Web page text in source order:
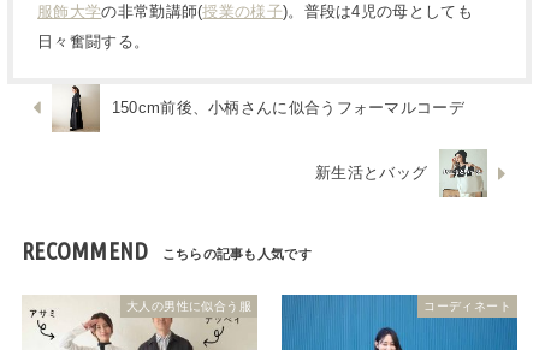
服飾大学の非常勤講師(授業の様子)。普段は4児の母としても
日々奮闘する。
150cm前後、小柄さんに似合うフォーマルコーデ
新生活とバッグ
RECOMMEND
大人の男性に似合う服 コーディネート